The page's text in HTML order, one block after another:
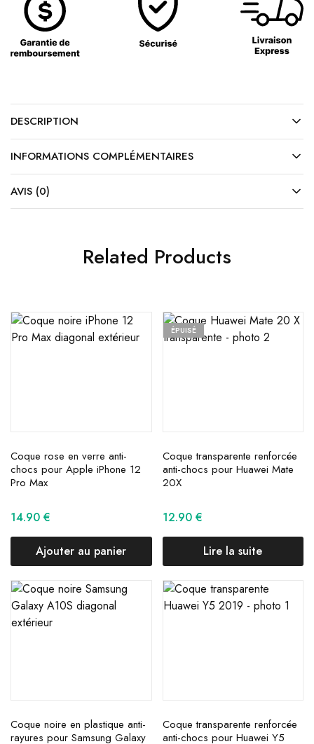
DESCRIPTION
INFORMATIONS COMPLÉMENTAIRES
AVIS (0)
Related Products
Coque rose en verre anti-
chocs pour Apple iPhone 12
Pro Max
14.90 €
Ajouter au panier
ÉPUISÉ
Coque transparente renforcée
anti-chocs pour Huawei Mate
20X
12.90 €
Lire la suite
Coque noire en plastique anti-
rayures pour Samsung Galaxy
Coque transparente renforcée
anti-chocs pour Huawei Y5